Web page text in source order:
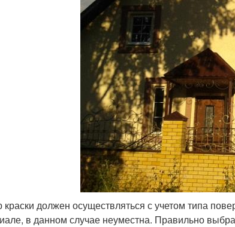
должен осуществляться с учетом типа
в данном случае неуместна. Правильно